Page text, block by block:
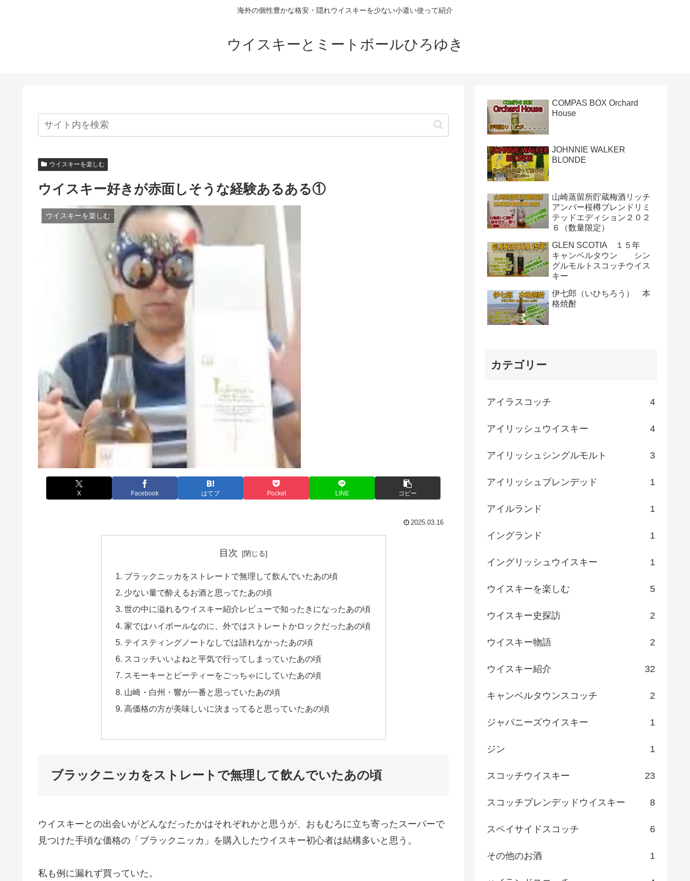
海外の個性豊かな格安・隠れウイスキーを少ない小遣い使って紹介
ウイスキーとミートボールひろゆき
ウイスキーを楽しむ
ウイスキー好きが赤面しそうな経験あるある①
ウイスキーを楽しむ
X Facebook はてブ Pocket LINE コピー
2025.03.16
目次
ブラックニッカをストレートで無理して飲んでいたあの頃
少ない量で酔えるお酒と思ってたあの頃
世の中に溢れるウイスキー紹介レビューで知ったきになったあの頃
家ではハイボールなのに、外ではストレートかロックだったあの頃
テイスティングノートなしでは語れなかったあの頃
スコッチいいよねと平気で行ってしまっていたあの頃
スモーキーとピーティーをごっちゃにしていたあの頃
山崎・白州・響が一番と思っていたあの頃
高価格の方が美味しいに決まってると思っていたあの頃
ブラックニッカをストレートで無理して飲んでいたあの頃
ウイスキーとの出会いがどんなだったかはそれぞれかと思うが、おもむろに立ち寄ったスーパーで
見つけた手頃な価格の「ブラックニッカ」を購入したウイスキー初心者は結構多いと思う。
私も例に漏れず買っていた。
COMPAS BOX Orchard
House
JOHNNIE WALKER
BLONDE
山崎蒸留所貯蔵梅酒リッチ
アンバー桜樽ブレンドリミ
テッドエディション２０２
６（数量限定）
GLEN SCOTIA １５年
キャンベルタウン シン
グルモルトスコッチウイス
キー
伊七郎（いひちろう） 本
格焼酎
カテゴリー
アイラスコッチ 4
アイリッシュウイスキー 4
アイリッシュシングルモルト 3
アイリッシュブレンデッド 1
アイルランド 1
イングランド 1
イングリッシュウイスキー 1
ウイスキーを楽しむ 5
ウイスキー史探訪 2
ウイスキー物語 2
ウイスキー紹介 32
キャンベルタウンスコッチ 2
ジャパニーズウイスキー 1
ジン 1
スコッチウイスキー 23
スコッチブレンデッドウイスキー 8
スペイサイドスコッチ 6
その他のお酒 1